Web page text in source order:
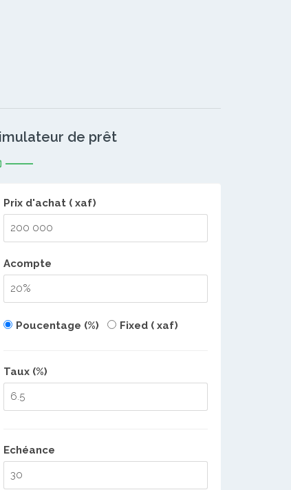
de prêt
Prix d'achat ( xaf)
Acompte
Poucentage (%) Fixed ( xaf)
Taux (%)
Echéance